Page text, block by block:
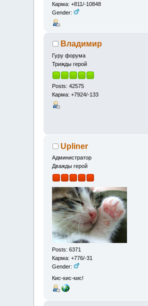
Карма: +811/-10848
Gender:
Владимир
Гуру форума
Трижды герой
Posts: 42575
Карма: +7924/-133
Upliner
Администратор
Дважды герой
Posts: 6371
Карма: +776/-31
Gender:
Кис-кис-кис!